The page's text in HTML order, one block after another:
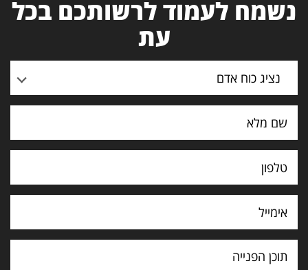
נשמח לעמוד לרשותכם בכל
עת
נציג כוח אדם
תוכן
הפנייה